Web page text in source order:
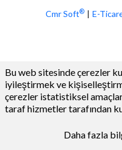
Cmr Soft® | E-
Bu web sitesinde çerezler
iyileştirmek ve
çerezler istatistiksel amaçlar
taraf hizmetler tarafından
Daha fazla